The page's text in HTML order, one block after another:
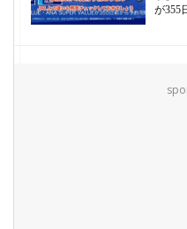
が355